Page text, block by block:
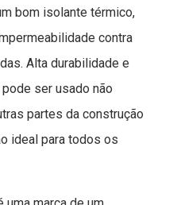
bom isolante térmico,
contra
Alta durabilidade e
ser usado não
partes da construção
ideal para todos os